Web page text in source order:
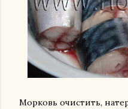
Морковь очистить,